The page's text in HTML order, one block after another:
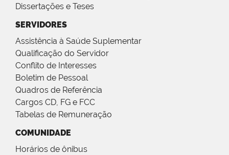
Dissertações e Teses
SERVIDORES
Assistência à Saúde Suplementar
Qualificação do Servidor
Conflito de Interesses
Boletim de Pessoal
Quadros de Referência
Cargos CD, FG e FCC
Tabelas de Remuneração
COMUNIDADE
Horários de ônibus